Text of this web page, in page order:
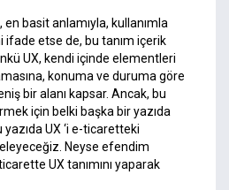
en basit anlamıyla, kullanımla
etse de, bu tanım içerik
UX, kendi içinde elementleri
konuma ve duruma göre
bir alanı kapsar. Ancak, bu
için belki başka bir yazıda
yazıda UX ‘i e-ticaretteki
Neyse efendim
UX tanımını yaparak